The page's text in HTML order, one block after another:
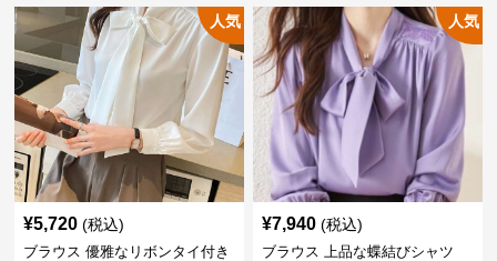
人気
¥5,720 (税込)
ブラウス 優雅なリボンタイ付き
人気
¥7,940 (税込)
ブラウス 上品な蝶結びシャツ